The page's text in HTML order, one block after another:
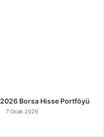
2026 Borsa Hisse Portföyü
7 Ocak 2026